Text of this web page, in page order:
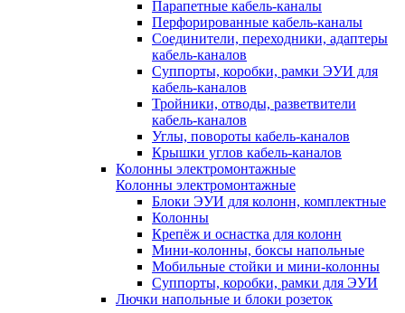
Парапетные кабель-каналы
Перфорированные кабель-каналы
Соединители, переходники, адаптеры
кабель-каналов
Суппорты, коробки, рамки ЭУИ для
кабель-каналов
Тройники, отводы, разветвители
кабель-каналов
Углы, повороты кабель-каналов
Крышки углов кабель-каналов
Колонны электромонтажные
Колонны электромонтажные
Блоки ЭУИ для колонн, комплектные
Колонны
Крепёж и оснастка для колонн
Мини-колонны, боксы напольные
Мобильные стойки и мини-колонны
Суппорты, коробки, рамки для ЭУИ
Лючки напольные и блоки розеток